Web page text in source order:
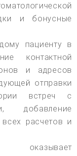
и бонусные
пациенту в
контактной
и адресов
отправки
встреч с
добавление
расчетов и
оказывает